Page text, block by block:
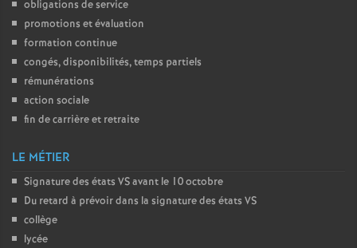
obligations de service
promotions et évaluation
formation continue
congés, disponibilités, temps partiels
rémunérations
action sociale
fin de carrière et retraite
LE MÉTIER
Signature des états VSavant le 10 octobre
Du retard à prévoir dans la signature des états VS
collège
lycée